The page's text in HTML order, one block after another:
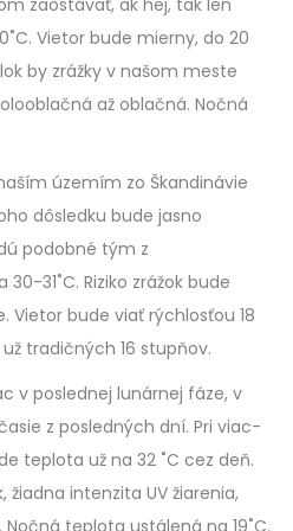
Vietor bude mierny, do 20
by zrážky v našom meste
až oblačná. Nočná
územím zo Škandinávie
dôsledku bude jasno
podobné tým z
31˚C. Riziko zrážok bude
bude viať rýchlosťou 18
tradičných 16 stupňov.
v poslednej lunárnej fáze, v
z posledných dní. Pri viac-
teplota už na 32 ˚C cez deň.
žiadna intenzita UV žiarenia,
teplota ustálená na 19˚C.